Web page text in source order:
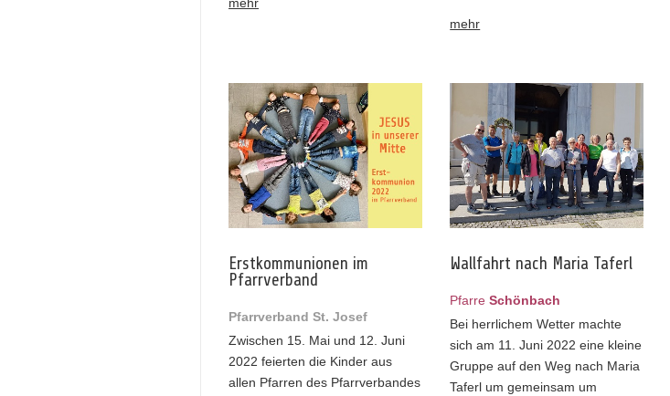
mehr
mehr
Erstkommunionen im
Pfarrverband
Pfarrverband St. Josef
Zwischen 15. Mai und 12. Juni
2022 feierten die Kinder aus
allen Pfarren des Pfarrverbandes
Wallfahrt nach Maria Taferl
PfarreSchönbach
Bei herrlichem Wetter machte
sich am 11. Juni 2022 eine kleine
Gruppe auf den Weg nach Maria
Taferl um gemeinsam um